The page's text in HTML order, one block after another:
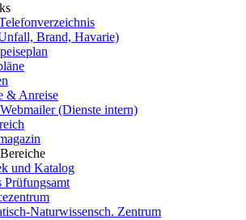
Brand, Havarie)
& Anreise
(Dienste intern)
und Katalog
Prüfungsamt
Naturwissensch. Zentrum